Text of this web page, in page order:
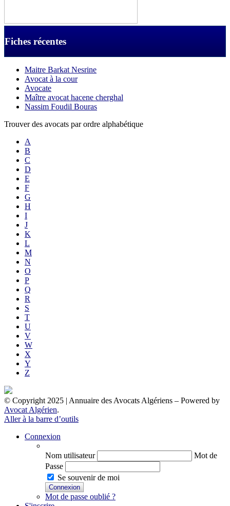
Fiches récentes
Maitre Barkat Nesrine
Avocat à la cour
Avocate
Maître avocat hacene cherghal
Nassim Foudil Bouras
Trouver des avocats par ordre alphabétique
A
B
C
D
E
F
G
H
I
J
K
L
M
N
O
P
Q
R
S
T
U
V
W
X
Y
Z
© Copyright 2025 | Annuaire des Avocats Algériens – Powered by
Avocat Algérien.
Aller à la barre d’outils
Connexion
Nom utilisateur
Mot de
Passe
Se souvenir de moi
Mot de passe oublié ?